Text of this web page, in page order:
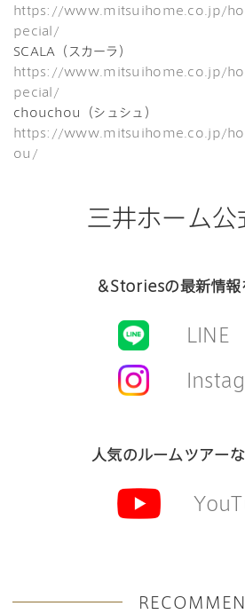
https://www.mitsuihome.co.jp/
pecial/
SCALA（スカーラ）
https://www.mitsuihome.co.jp/
pecial/
chouchou（シュシュ）
https://www.mitsuihome.co.jp/
ou/
三井ホーム公
＆Storiesの最新情報
LINE
人気のルームツアー